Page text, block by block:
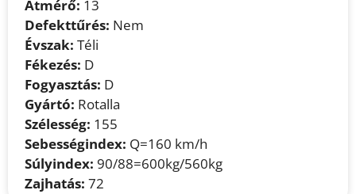
Átmérő: 13
Defekttűrés: Nem
Évszak: Téli
Fékezés: D
Fogyasztás: D
Gyártó: Rotalla
Szélesség: 155
Sebességindex: Q=160 km/h
Súlyindex: 90/88=600kg/560kg
Zajhatás: 72